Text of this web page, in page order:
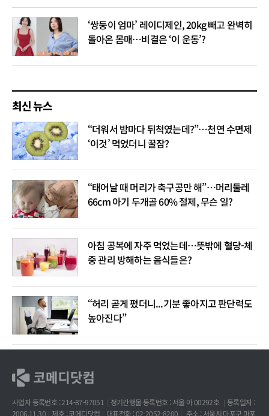
‘쌍둥이 엄마’ 레이디제인, 20kg 빼고 완벽히
돌아온 몸매…비결은 ‘이 운동’?
최신 뉴스
“더워서 밤마다 뒤척였는데?”…천연 수면제
‘이것’ 먹었더니 꿀잠?
“태어날 때 머리가 축구공만 해”…머리둘레
66cm 아기 두개골 60% 절제, 무슨 일?
아침 공복에 자주 먹었는데…뜻밖에 혈당-체
중 관리 방해하는 음식들은?
“허리 곧게 폈더니...기분 좋아지고 판단력도
높아진다”
사업자 등록번호 : 214-87-97051 정기간행물 등록번호 : 서울 아 00292호
등록일자 :
2006.11.30
제호 : 코메디닷컴 대표전화 : 02-2052-8200 주소 : 서울시 마포구 마포